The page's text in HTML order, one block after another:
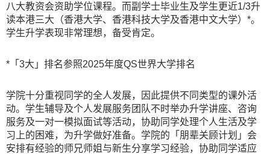
八大教资会资助学位课程。而副学士毕业生及学生更近1/3升
读本港三大（香港大学、香港科技大学及香港中文大学）*。
学生升学表现非常理想，备受肯定。
*「3大」排名参照2025年度QS世界大学排名
学院十分重视同学的全人发展，因此提供不同类型的课外活
动。学生辅导及个人发展服务团队不时举办升学讲座、咨询
服务及一对一模拟面试等活动，协助同学处理个人生活及学
习上的困难，为升学做好准备。学院的「朋辈关顾计划」会
安排有经验的师兄师姐与新生分享学习经验，协助同学适应